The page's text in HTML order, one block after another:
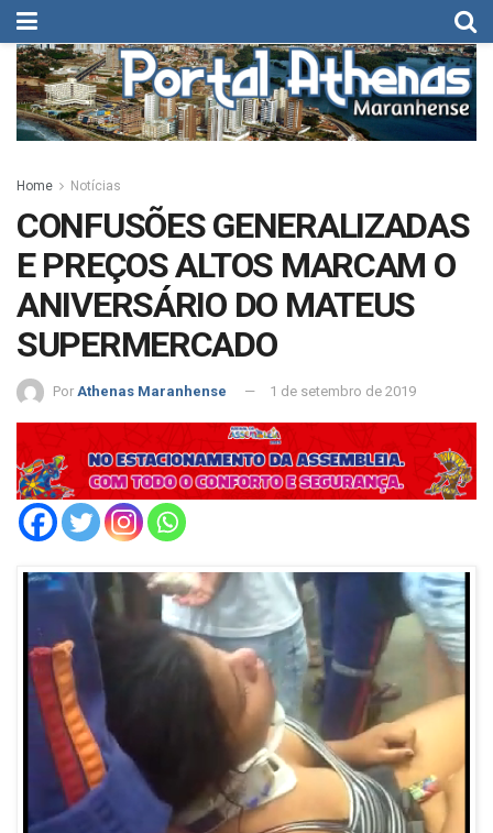
Home Notícias
CONFUSÕES GENERALIZADAS
E PREÇOS ALTOS MARCAM O
ANIVERSÁRIO DO MATEUS
SUPERMERCADO
Por Athenas Maranhense 1 de setembro de 2019